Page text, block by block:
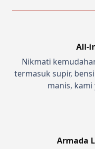
All-
Nikmati
termasuk supir,
manis,
Armada